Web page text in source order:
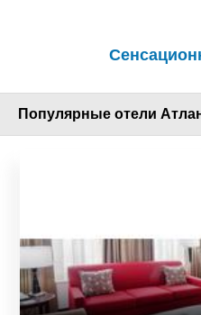
Популярные отели